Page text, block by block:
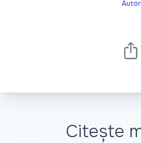
Autor
Citește